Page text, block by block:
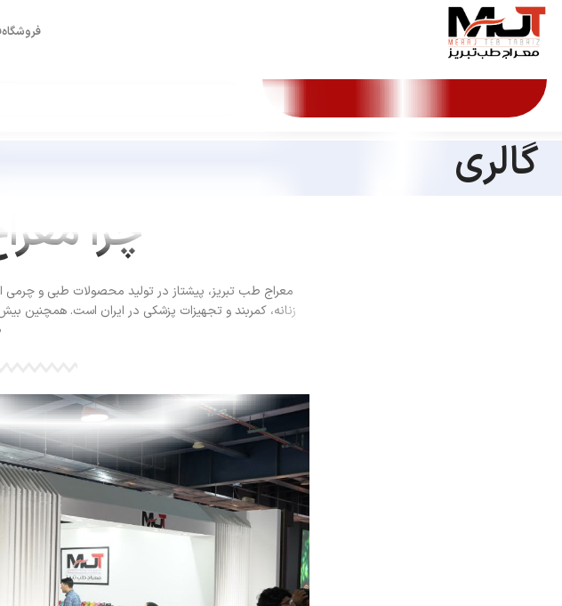
فروشگاه
گالری
چرا
معراج طب تبریز، پیشتاز در تولید محصولات طبی و